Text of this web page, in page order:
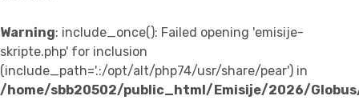
Warning: include_once(): Failed opening 'emisije-
skripte.php' for inclusion
(include_path='.:/opt/alt/php74/usr/share/pear') in
/home/sbb20502/public_html/Emisije/2026/